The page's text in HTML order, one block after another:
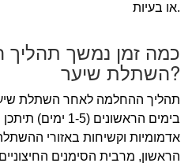
או בעיות.
כמה זמן נמשך
השתלת שיער?
תהליך ההחלמה לאחר השתלת
בימים הראשונים
אדמומיות וקשיחות באזורי
הראשון, מרבית הסימנים